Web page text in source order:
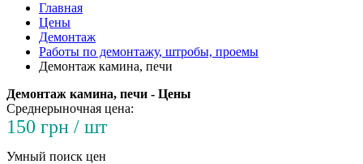
Главная
Цены
Демонтаж
Работы по демонтажу, штробы, проемы
Демонтаж камина, печи
Демонтаж камина, печи - Цены
Среднерыночная цена:
150 грн / шт
Умный поиск цен